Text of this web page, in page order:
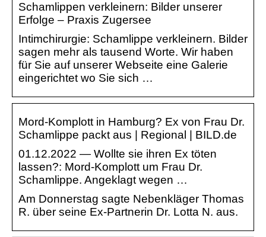
Schamlippen verkleinern: Bilder unserer
Erfolge – Praxis Zugersee
Intimchirurgie: Schamlippe verkleinern. Bilder
sagen mehr als tausend Worte. Wir haben
für Sie auf unserer Webseite eine Galerie
eingerichtet wo Sie sich …
Mord-Komplott in Hamburg? Ex von Frau Dr.
Schamlippe packt aus | Regional | BILD.de
01.12.2022 — Wollte sie ihren Ex töten
lassen?: Mord-Komplott um Frau Dr.
Schamlippe. Angeklagt wegen …
Am Donnerstag sagte Nebenkläger Thomas
R. über seine Ex-Partnerin Dr. Lotta N. aus.